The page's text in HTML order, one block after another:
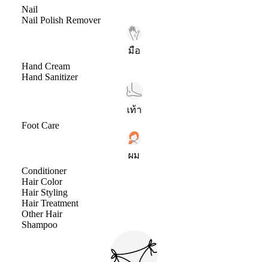
Nail
Nail Polish Remover
มือ
Hand Cream
Hand Sanitizer
เท้า
Foot Care
ผม
Conditioner
Hair Color
Hair Styling
Hair Treatment
Other Hair
Shampoo